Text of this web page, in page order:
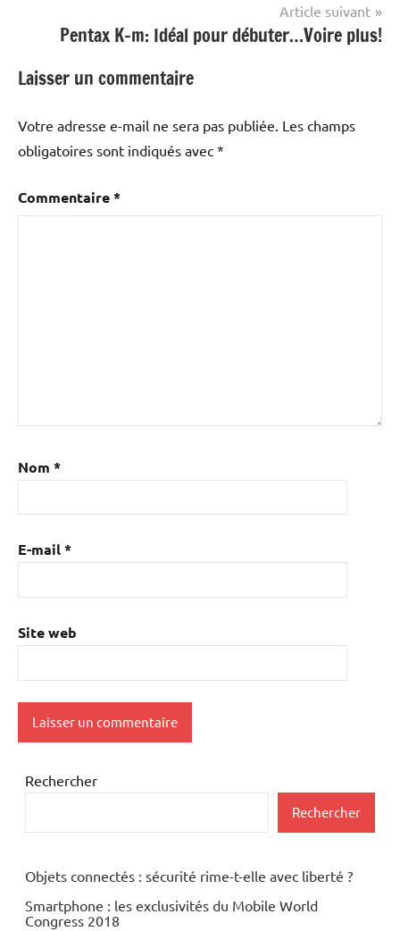
Article suivant
Pentax K-m: Idéal pour débuter…Voire plus!
Laisser un commentaire
Votre adresse e-mail ne sera pas publiée. Les champs
obligatoires sont indiqués avec *
Commentaire*
Nom *
E-mail*
Site web
Rechercher
Rechercher
Objets connectés : sécurité rime-t-elle avec liberté ?
Smartphone : les exclusivités du Mobile World
Congress 2018